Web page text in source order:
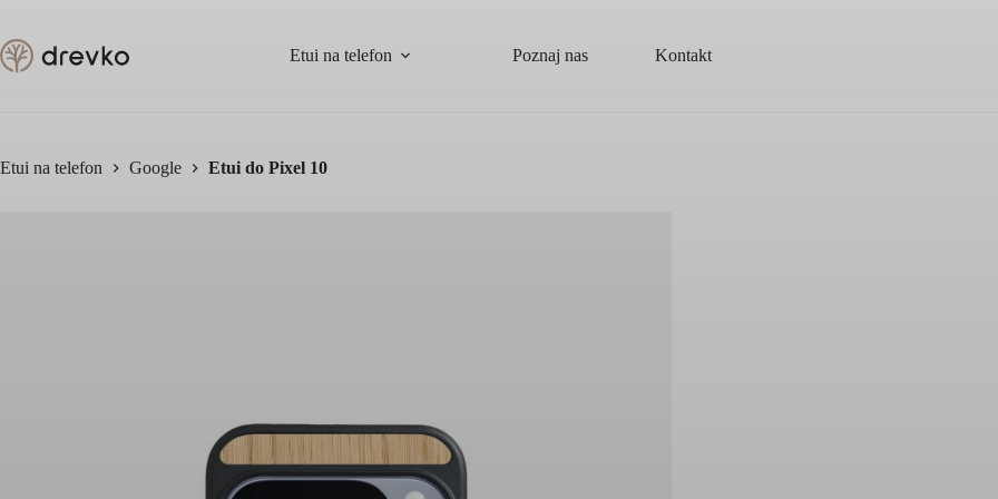
treści
Etui na telefon Poznaj nas Kontakt
Etui na telefon Google Etui do Pixel 10